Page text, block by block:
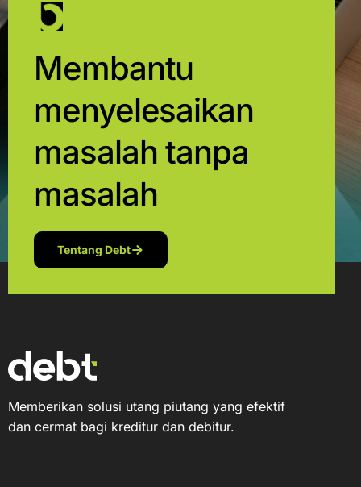
Membantu
menyelesaikan
masalah tanpa
masalah
Tentang Debt
Memberikan solusi utang piutang yang efektif
dan cermat bagi kreditur dan debitur.